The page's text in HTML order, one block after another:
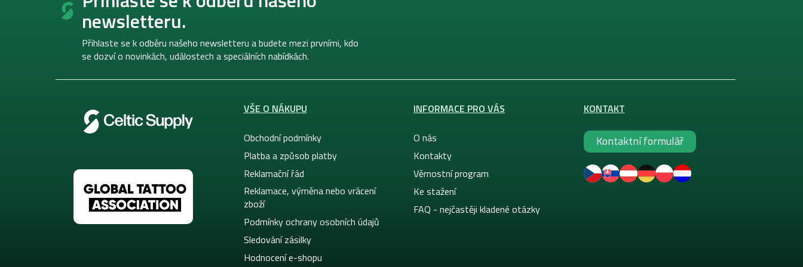
newsletteru.
Přihlaste se k odběru našeho newsletteru a budete mezi prvními, kdo
se dozví o novinkách, událostech a speciálních nabídkách.
VŠE O NÁKUPU
Obchodní podmínky
Platba a způsob platby
Reklamační řád
Reklamace, výměna nebo vrácení
zboží
Podmínky ochrany osobních údajů
Sledování zásilky
Hodnocení e-shopu
INFORMACE PRO VÁS
O nás
Kontakty
Věrnostní program
Ke stažení
FAQ - nejčastěji kladené otázky
KONTAKT
Kontaktní formulář